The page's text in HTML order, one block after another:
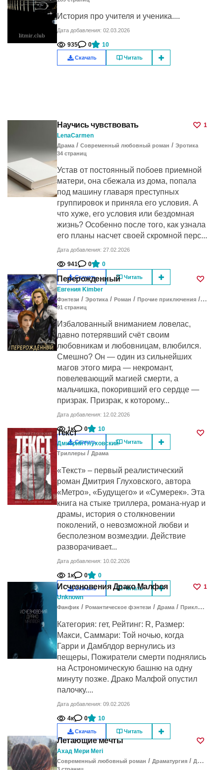
История про учителя и ученика....
Дата добавления: 02.03.2026
935 0 10
Скачать Читать
Научись чувствовать
1
LenaCarmen
Драма / Современный любовный роман / Эротика
34 cтраниц
Устав от постоянный побоев приемной
матери, она сбежала из дома, попала
под машину главаря преступных
группировок и приняла его условия. А
что хуже, его условия или бездомная
жизнь? Особенно после того, как узнала
его планы насчет своей скромной перс...
Дата добавления: 27.02.2026
941 0 0
Скачать Читать
Перерожденный
Евгения Kimber
Фэнтези / Эротика / Роман / Прочие приключения / Драма
91 cтраниц
Избалованный вниманием ловелас,
давно потерявший счёт своим
любовникам и любовницам, влюбился.
Смешно? Он — один из сильнейших
магов этого мира — некромант,
повелевающий магией смерти, а
мальчишка, покоривший его сердце —
призрак. Призрак, к которому...
Дата добавления: 12.02.2026
1к 0 10
Скачать Читать
Текст
Дмитрий Глуховский
Триллеры / Драма
«Текст» – первый реалистический
роман Дмитрия Глуховского, автора
«Метро», «Будущего» и «Сумерек». Эта
книга на стыке триллера, романа-нуар и
драмы, история о столкновении
поколений, о невозможной любви и
бесполезном возмездии. Действие
разворачивает...
Дата добавления: 10.02.2026
1к 0 0
Скачать Читать
Исчезновения Драко Малфоя
1
Unknown
Фанфик / Романтическое фэнтези / Драма / Приключения
Категория: гет, Рейтинг: R, Размер:
Макси, Саммари: Той ночью, когда
Гарри и Дамблдор вернулись из
пещеры, Пожиратели смерти поднялись
на Астрономическую башню на одну
минуту позже. Драко Малфой опустил
палочку....
Дата добавления: 09.02.2026
4к 0 10
Скачать Читать
Летающие мечты
Ахад Мери Meri
Современный любовный роман / Драматургия / Драма